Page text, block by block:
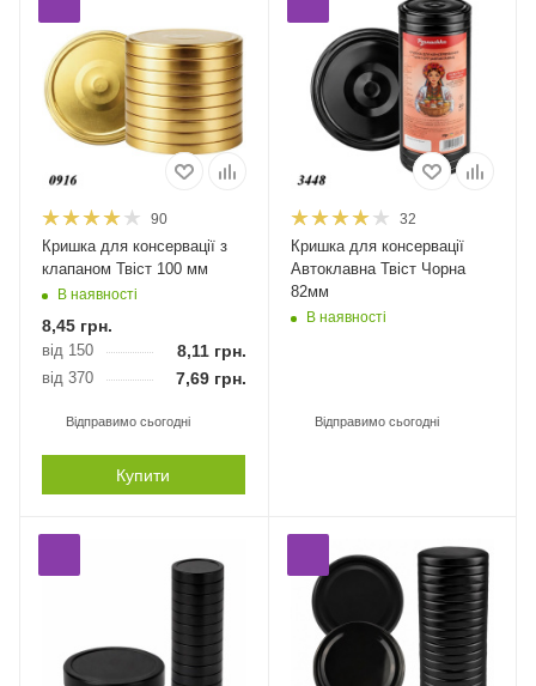
90
Кришка для консервації з
клапаном Твіст 100 мм
В наявності
8,45 грн.
від 150 8,11грн.
від 370 7,69грн.
Відправимо сьогодні
Купити
32
Кришка для консервації
Автоклавна Твіст Чорна
82мм
В наявності
Відправимо сьогодні